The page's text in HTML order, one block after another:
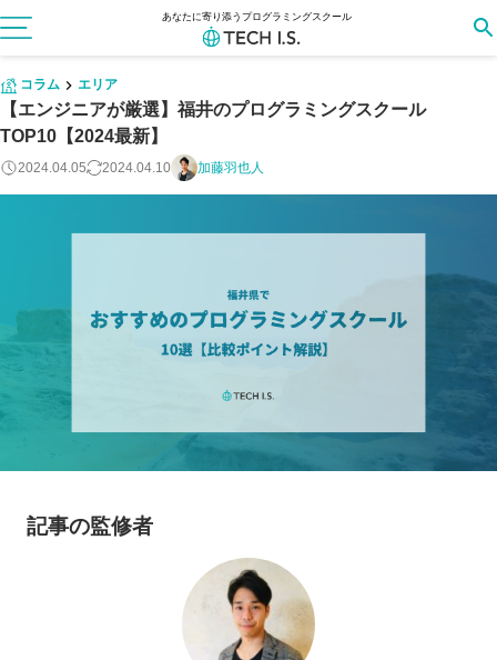
あなたに寄り添うプログラミングスクール
コラム エリア
【エンジニアが厳選】福井のプログラミングスクール
TOP10【2024最新】
2024.04.05 2024.04.10 加藤羽也人
記事の監修者